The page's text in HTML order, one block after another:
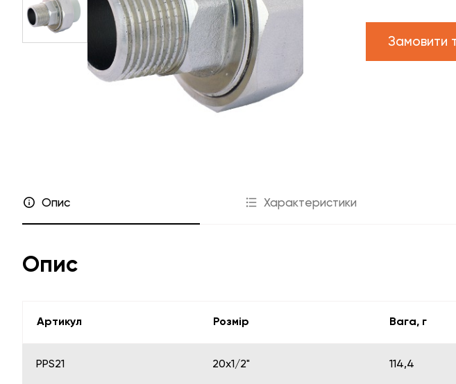
Прайс-листи
Де купити
Співпраця
Дилерам
Інсталяторам
Проєктантам
Маркетингова підтримка
Замовити
Опис Характеристики
Опис
Артикул Розмір Вага, г
PPS21 20х1/2" 114,4